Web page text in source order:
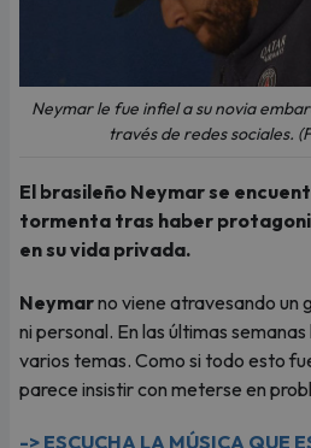
Neymar le fue infiel a su novia
través de redes sociales.
El brasileño Neymar se
tormenta tras haber
en su vida privada.
Neymarno viene atravesando un
ni personal. En las últimas
varios temas. Como si todo esto
parece insistir con meterse en
-> ESCUCHA LA MÚSICA QUE